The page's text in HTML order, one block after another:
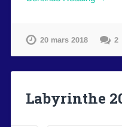
20 mars 2018 2
Labyrinthe